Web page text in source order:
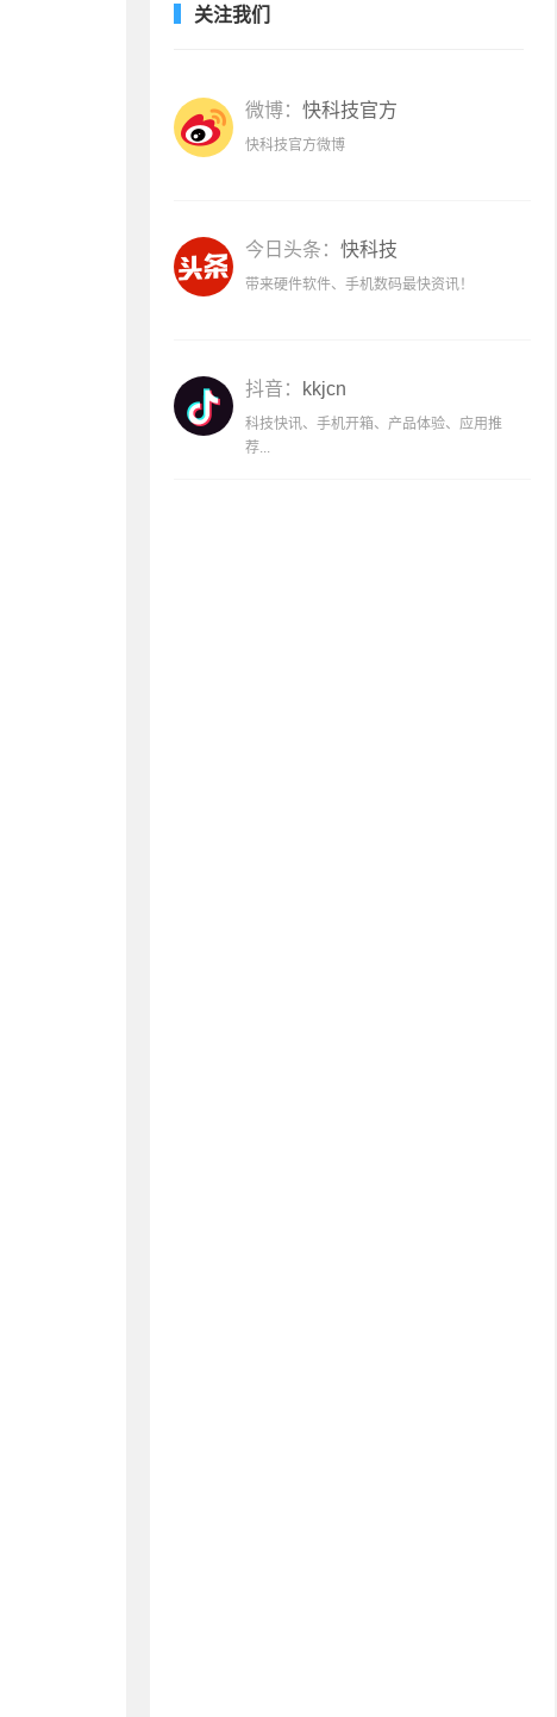
关注我们
微博： 快科技官方
快科技官方微博
今日头条： 快科技
带来硬件软件、手机数码最快资讯！
抖音： kkjcn
科技快讯、手机开箱、产品体验、应用推
荐...